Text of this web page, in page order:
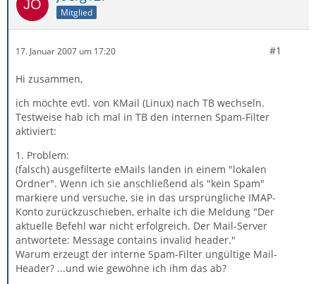
Mitglied
17. Januar 2007 um 17:20 #1
Hi zusammen,
ich möchte evtl. von KMail (Linux) nach TB wechseln.
Testweise hab ich mal in TB den internen Spam-Filter
aktiviert:
1. Problem:
(falsch) ausgefilterte eMails landen in einem "lokalen
Ordner". Wenn ich sie anschließend als "kein Spam"
markiere und versuche, sie in das ursprüngliche IMAP-
Konto zurückzuschieben, erhalte ich die Meldung "Der
aktuelle Befehl war nicht erfolgreich. Der Mail-Server
antwortete: Message contains invalid header."
Warum erzeugt der interne Spam-Filter ungültige Mail-
Header? ...und wie gewöhne ich ihm das ab?